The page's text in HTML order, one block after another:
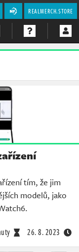
REALMERCH.STORE
tím, že jim
modelů, jako
26. 8. 2023